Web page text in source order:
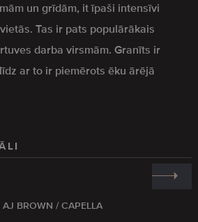
un grīdām, it īpaši intensīvi
Tas ir pats populārākais
darba virsmām. Granīts ir
ar to ir piemērots ēku ārējā
AJ BROWN / CAPELLA